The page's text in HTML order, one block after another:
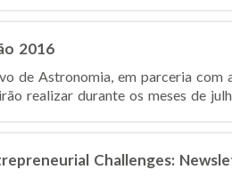
2016
de Astronomia, em parceria com
realizar durante os meses de
Challenges: